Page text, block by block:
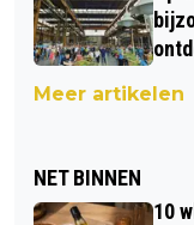
Meer artikelen
NET BINNEN
10